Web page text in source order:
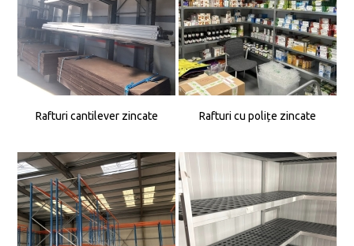
Rafturi cantilever zincate Rafturi cu polițe zincate